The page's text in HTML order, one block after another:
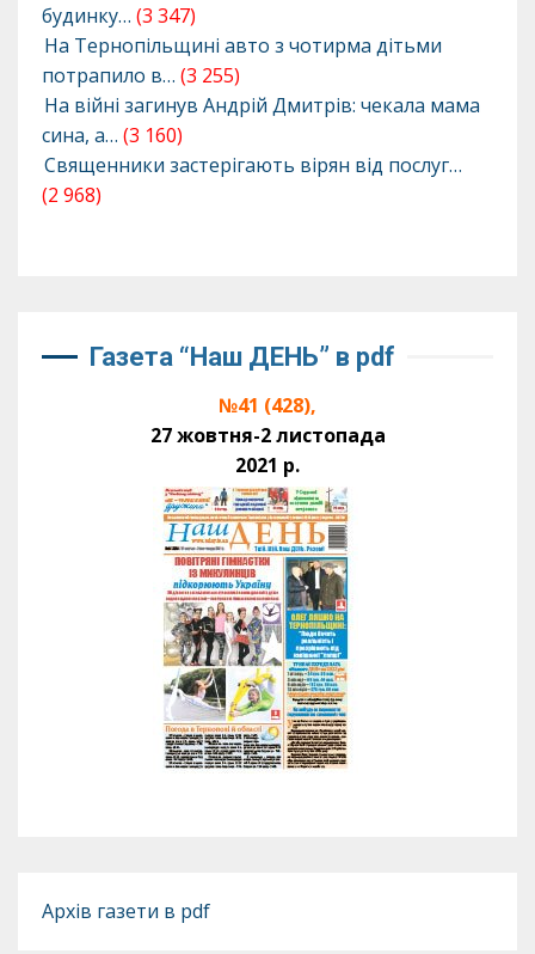
будинку… (3 347)
На Тернопільщині авто з чотирма дітьми
потрапило в… (3 255)
На війні загинув Андрій Дмитрів: чекала мама
сина, а… (3 160)
Священники застерігають вірян від послуг…
(2 968)
Газета “Наш ДЕНЬ” в pdf
№41 (428),
27 жовтня-2 листопада
2021 р.
Архів газети в pdf